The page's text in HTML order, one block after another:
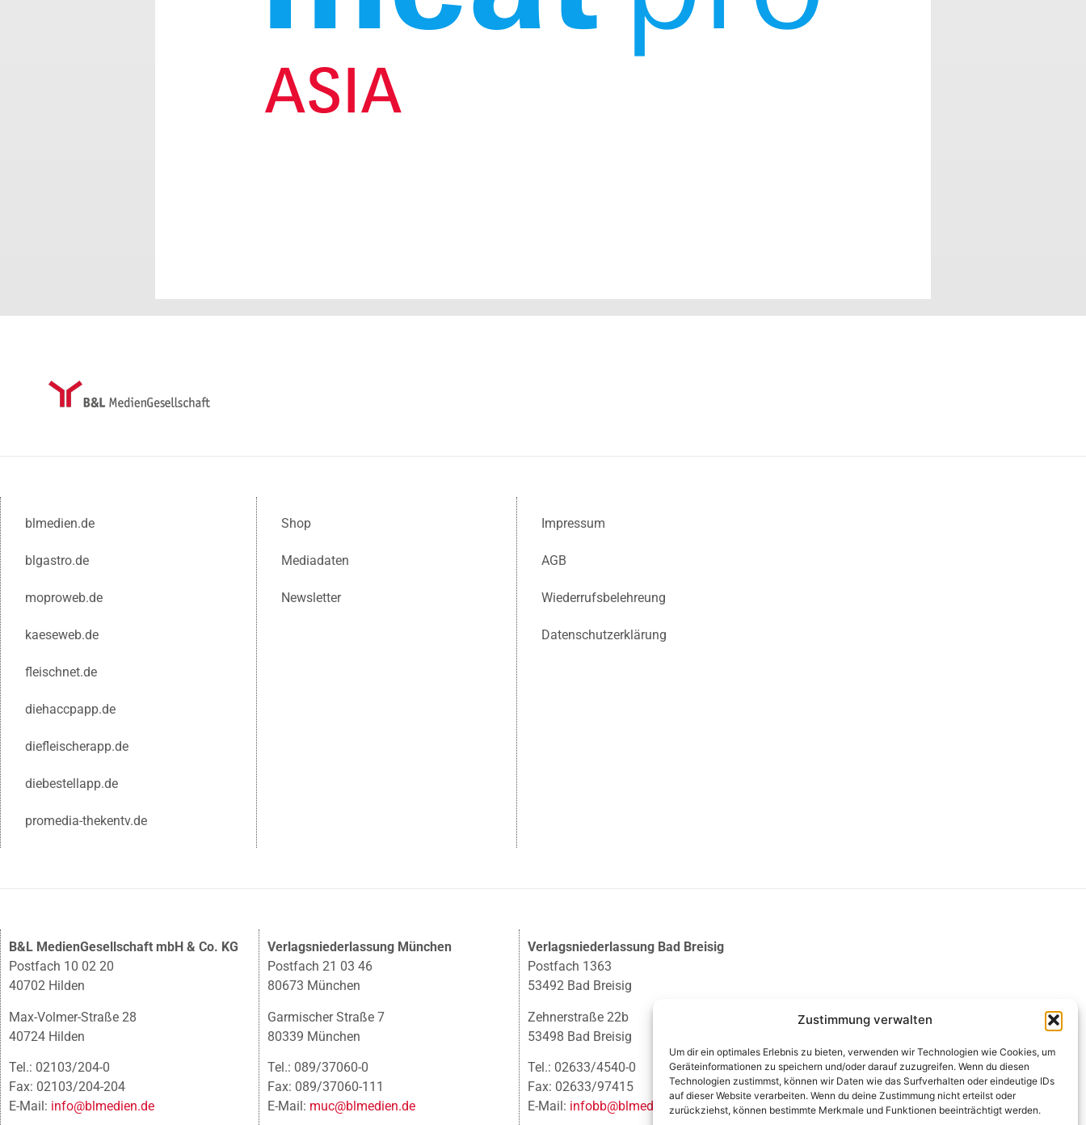
Zustimmung verwalten
Um dir ein optimales Erlebnis zu bieten, verwenden wir Technologien wie Cookies, um
Geräteinformationen zu speichern und/oder darauf zuzugreifen. Wenn du diesen
Technologien zustimmst, können wir Daten wie das Surfverhalten oder eindeutige IDs
auf dieser Website verarbeiten. Wenn du deine Zustimmung nicht erteilst oder
zurückziehst, können bestimmte Merkmale und Funktionen beeinträchtigt werden.
blmedien.de
blgastro.de
moproweb.de
kaeseweb.de
fleischnet.de
diehaccpapp.de
diefleischerapp.de
diebestellapp.de
promedia-thekentv.de
Shop
Mediadaten
Newsletter
Impressum
AGB
Wiederrufsbelehreung
Datenschutzerklärung
B&L MedienGesellschaft mbH & Co. KG
Postfach 10 02 20
40702 Hilden
Max-Volmer-Straße 28
40724 Hilden
Tel.: 02103/204-0
Fax: 02103/204-204
E-Mail: info@blmedien.de
Verlagsniederlassung München
Postfach 21 03 46
80673 München
Garmischer Straße 7
80339 München
Tel.: 089/37060-0
Fax: 089/37060-111
E-Mail: muc@blmedien.de
Verlagsniederlassung Bad Breisig
Postfach 1363
53492 Bad Breisig
Zehnerstraße 22b
53498 Bad Breisig
Tel.: 02633/4540-0
Fax: 02633/97415
E-Mail: infobb@blmedien.de